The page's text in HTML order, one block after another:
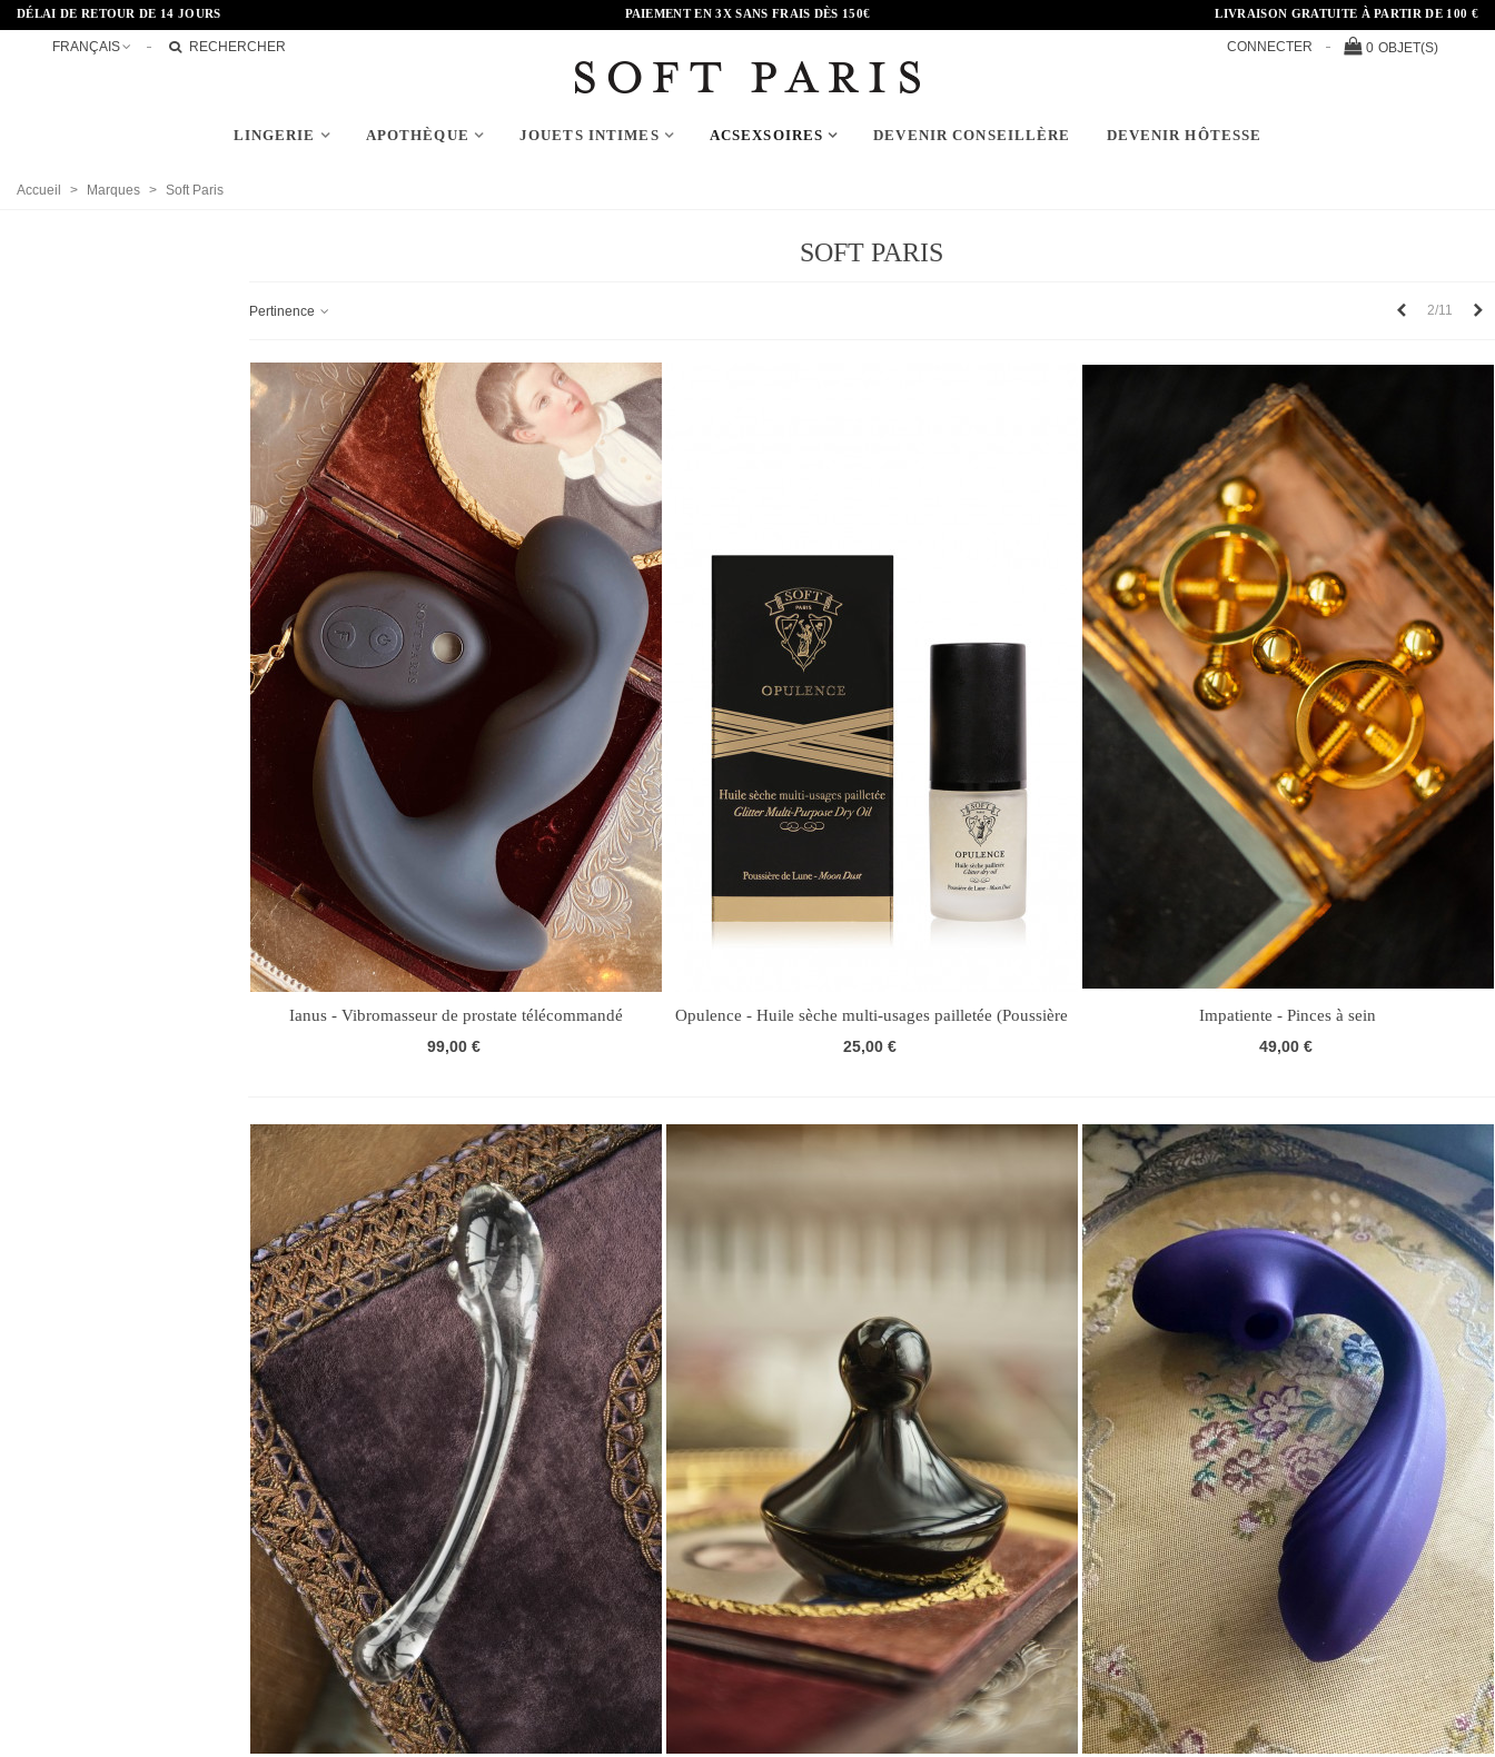
DÉLAI DE RETOUR DE 14 JOURS PAIEMENT EN 3X SANS FRAIS DÈS 150€ LIVRAISON GRATUITE À PARTIR DE 100 €
FRANÇAIS RECHERCHER CONNECTER 0 OBJET(S)
LINGERIE APOTHÈQUE JOUETS INTIMES ACSEXSOIRES DEVENIR CONSEILLÈRE DEVENIR HÔTESSE
Accueil > Marques > Soft Paris
SOFT PARIS
Pertinence Précédent
2/11
Ianus - Vibromasseur de prostate télécommandé
99,00 €
Opulence - Huile sèche multi-usages pailletée (Poussière
de Lune (argent))
25,00 €
Impatiente - Pinces à sein
49,00 €